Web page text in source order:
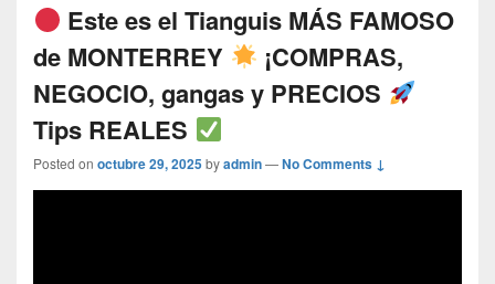
Este es el Tianguis MÁS FAMOSO
de MONTERREY
¡COMPRAS,
NEGOCIO, gangas y PRECIOS
Tips REALES
Posted on octubre 29, 2025byadmin—No Comments ↓